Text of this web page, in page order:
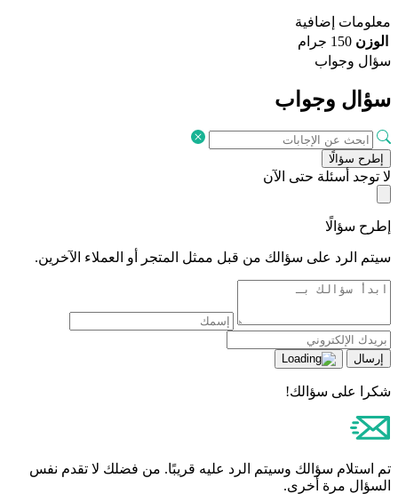
معلومات إضافية
الوزن 150 جرام
سؤال وجواب
سؤال وجواب
إطرح سؤالًا
لا توجد أسئلة حتى الآن
إطرح سؤالًا
سيتم الرد على سؤالك من قبل ممثل المتجر أو العملاء الآخرين.
إرسال
شكرا على سؤالك!
تم استلام سؤالك وسيتم الرد عليه قريبًا. من فضلك لا تقدم نفس
السؤال مرة أخرى.